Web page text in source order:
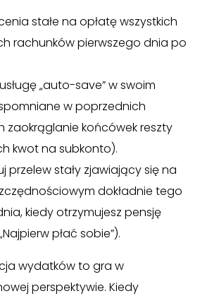
stałe na opłatę wszystkich
rachunków pierwszego dnia po
„auto-save” w swoim
w poprzednich
zaokrąglanie końcówek reszty
kwot na subkonto).
przelew stały zjawiający się na
dokładnie tego
kiedy otrzymujesz pensję
płać sobie”).
wydatków to gra w
perspektywie. Kiedy